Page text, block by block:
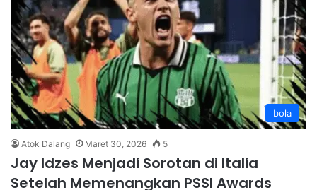
bola
Atok Dalang Maret 30, 2026 5
Jay Idzes Menjadi Sorotan di Italia
Setelah Memenangkan PSSI Awards